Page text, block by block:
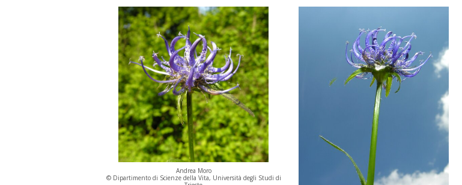
Andrea Moro
© Dipartimento di Scienze della Vita, Università degli Studi di